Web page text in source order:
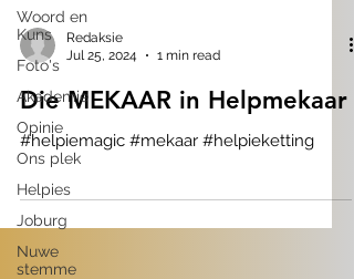
Woord en
Kuns
Foto's
Akademie
Opinie
Ons plek
Helpies
Joburg
Nuwe
stemme
Redaksie
Jul 25, 2024
1 min read
Die MEKAAR in Helpmekaar
#helpiemagic #mekaar #helpieketting